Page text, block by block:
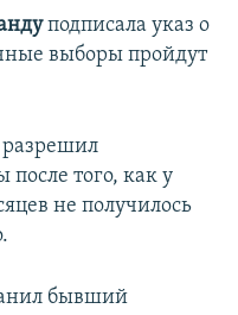
подписала указ о
выборы пройдут
разрешил
того, как у
не получилось
бывший